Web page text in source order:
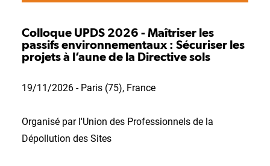
Colloque UPDS 2026 - Maîtriser les
passifs environnementaux : Sécuriser les
projets à l’aune de la Directive sols
19/11/2026 - Paris (75), France
Organisé par l'Union des Professionnels de la
Dépollution des Sites